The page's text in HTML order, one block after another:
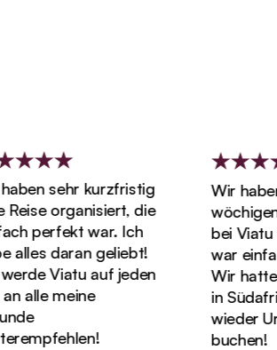
sehr kurzfristig
organisiert, die
perfekt war. Ich
daran geliebt!
Viatu auf jeden
alle meine
Wir haben
wöchigen
bei Viatu
war
Wir hatten
in
wieder
buchen!